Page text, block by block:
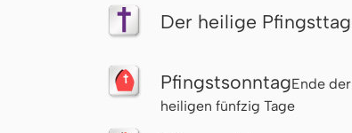
Der heilige Pfingsttag
Pfingst­sonn­tagEnde der
heiligen fünfzig Tage